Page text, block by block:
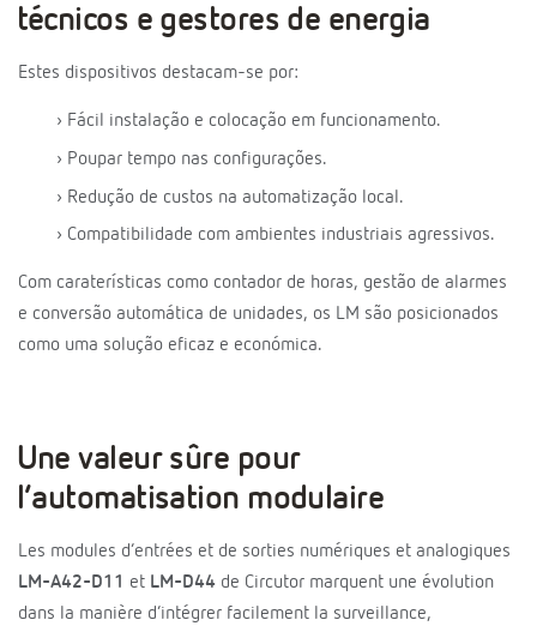
técnicos e gestores de energia
Estes dispositivos destacam-se por:
› Fácil instalação e colocação em funcionamento.
› Poupar tempo nas configurações.
› Redução de custos na automatização local.
› Compatibilidade com ambientes industriais agressivos.
Com caraterísticas como contador de horas, gestão de alarmes
e conversão automática de unidades, os LM são posicionados
como uma solução eficaz e económica.
Une valeur sûre pour
l’automatisation modulaire
Les modules d’entrées et de sorties numériques et analogiques
LM-A42-D11 et LM-D44 de Circutor marquent une évolution
dans la manière d’intégrer facilement la surveillance,